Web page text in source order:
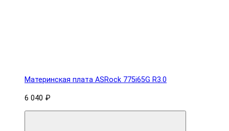
Материнская плата ASRock 775i65G R3.0
6 040 ₽